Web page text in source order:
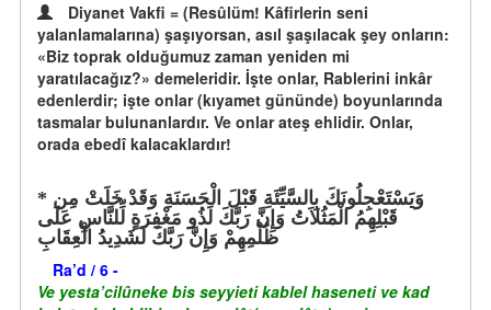
Diyanet Vakfi = (Resûlüm! Kâfirlerin seni
yalanlamalarına) şaşıyorsan, asıl şaşılacak şey onların:
«Biz toprak olduğumuz zaman yeniden mi
yaratılacağız?» demeleridir. İşte onlar, Rablerini inkâr
edenlerdir; işte onlar (kıyamet gününde) boyunlarında
tasmalar bulunanlardır. Ve onlar ateş ehlidir. Onlar,
orada ebedî kalacaklardır!
قَبْلِهِمُ الْمَثُلاَتُ وَإِنَّ رَبَّكَ لَذُو مَغْفِرَةٍ لِّلنَّاسِ عَلَى
ظُلْمِهِمْ وَإِنَّ رَبَّكَ لَشَدِيدُ الْعِقَابِ
Ra’d / 6 -
Ve yesta’cilûneke bis seyyieti kablel haseneti ve kad